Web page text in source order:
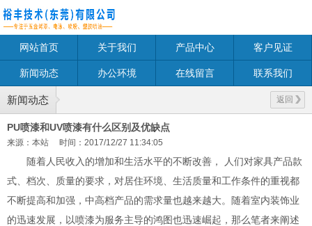
网站首页 关于我们 产品中心 客户见证
新闻动态 办公环境 在线留言 联系我们
新闻动态 返回
PU喷漆和UV喷漆有什么区别及优缺点
来源：本站 时间：2017/12/27 11:34:05
随着人民收入的增加和生活水平的不断改善， 人们对家具产品款
式、档次、质量的要求，对居住环境、生活质量和工作条件的重视都
不断提高和加强，中高档产品的需求量也越来越大。随着室内装饰业
的迅速发展，以喷漆为服务主导的鸿图也迅速崛起，那么笔者来阐述